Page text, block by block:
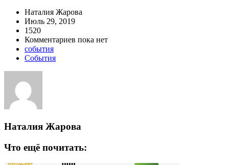
Наталия Жарова
Июль 29, 2019
1520
Комментариев пока нет
события
События
Наталия Жарова
Что ещё почитать: